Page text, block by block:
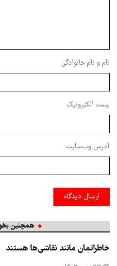
نام و نام خانوادگی
پست الکترونیک
آدرس وب‌سایت
ارسال دیدگاه
همچنین
خاطراتمان مانند نقاشی‌ها هستند